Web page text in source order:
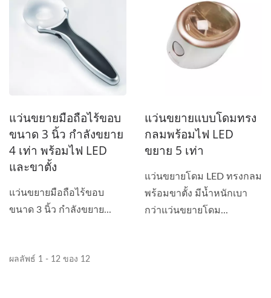
แว่นขยายมือถือไร้ขอบ
ขนาด 3 นิ้ว กำลังขยาย
4 เท่า พร้อมไฟ LED
และขาตั้ง
แว่นขยายมือถือไร้ขอบ
ขนาด 3 นิ้ว กำลังขยาย...
แว่นขยายแบบโดมทรง
กลมพร้อมไฟ LED
ขยาย 5 เท่า
แว่นขยายโดม LED ทรงกลม
พร้อมขาตั้ง มีน้ำหนักเบา
กว่าแว่นขยายโดม...
ผลลัพธ์ 1 - 12 ของ 12